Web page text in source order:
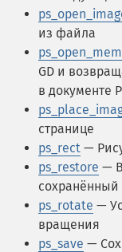
из файла
GD и
в документе
странице
ps_rect —
ps_restore —
сохранённый
ps_rotate —
вращения
ps_save —